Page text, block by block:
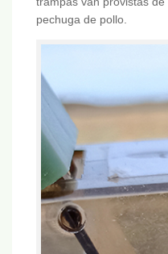
pechuga de pollo.